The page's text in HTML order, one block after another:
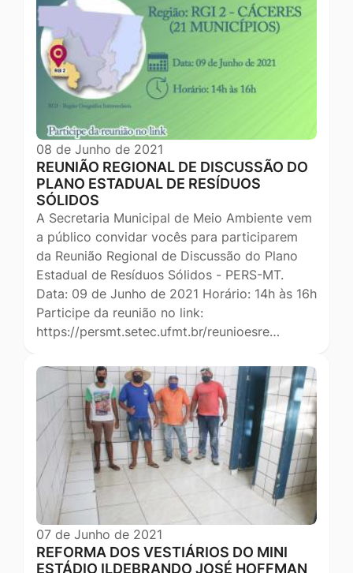
08 de Junho de 2021
REUNIÃO REGIONAL DE DISCUSSÃO DO
PLANO ESTADUAL DE RESÍDUOS
SÓLIDOS
A Secretaria Municipal de Meio Ambiente vem
a público convidar vocês para participarem
da Reunião Regional de Discussão do Plano
Estadual de Resíduos Sólidos - PERS-MT.
Data: 09 de Junho de 2021 Horário: 14h às 16h
Participe da reunião no link:
https://persmt.setec.ufmt.br/reunioesre…
07 de Junho de 2021
REFORMA DOS VESTIÁRIOS DO MINI
ESTÁDIO ILDEBRANDO JOSÉ HOFFMAN